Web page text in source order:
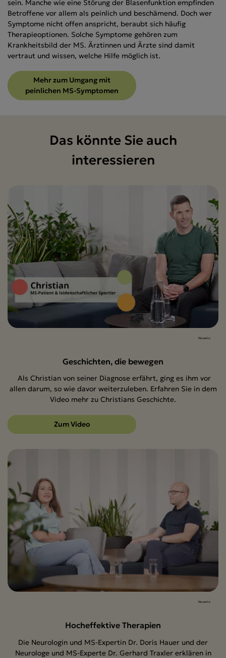
sein. Manche wie eine Störung der Blasenfunktion empfinden
Betroffene vor allem als peinlich und beschämend. Doch wer
Symptome nicht offen anspricht, beraubt sich häufig
Therapieoptionen. Solche Symptome gehören zum
Krankheitsbild der MS. Ärztinnen und Ärzte sind damit
vertraut und wissen, welche Hilfe möglich ist.
Mehr zum Umgang mit
peinlichen MS-Symptomen
Das könnte Sie auch
interessieren
Novartis
Geschichten, die bewegen
Als Christian von seiner Diagnose erfährt, ging es ihm vor
allen darum, so wie davor weiterzuleben. Erfahren Sie in dem
Video mehr zu Christians Geschichte.
Zum Video
Novartis
Hocheffektive Therapien
Die Neurologin und MS-Expertin Dr. Doris Hauer und der
Neurologe und MS-Experte Dr. Gerhard Traxler erklären in